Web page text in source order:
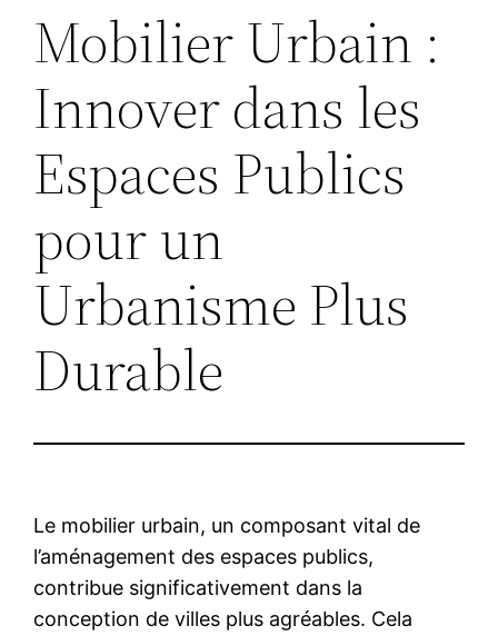
Mobilier Urbain :
Innover dans les
Espaces Publics
pour un
Urbanisme Plus
Durable
Le mobilier urbain, un composant vital de
l’aménagement des espaces publics,
contribue significativement dans la
conception de villes plus agréables. Cela